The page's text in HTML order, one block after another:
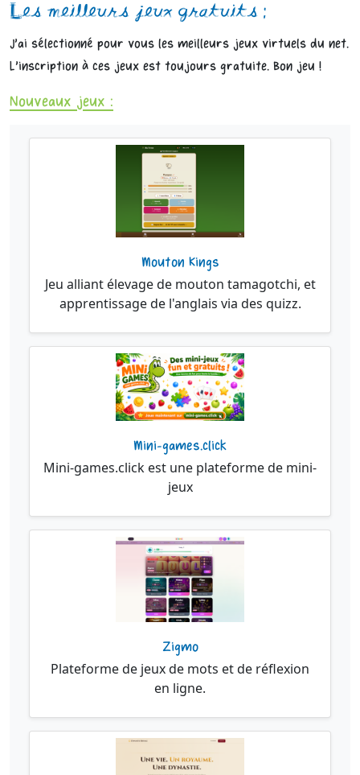
Les meilleurs jeux gratuits :
J'ai sélectionné pour vous les meilleurs jeux virtuels du net.
L'inscription à ces jeux est toujours gratuite. Bon jeu !
Nouveaux jeux :
Mouton Kings
Jeu alliant élevage de mouton tamagotchi, et
apprentissage de l'anglais via des quizz.
Mini-games.click
Mini-games.click est une plateforme de mini-
jeux
Zigmo
Plateforme de jeux de mots et de réflexion
en ligne.